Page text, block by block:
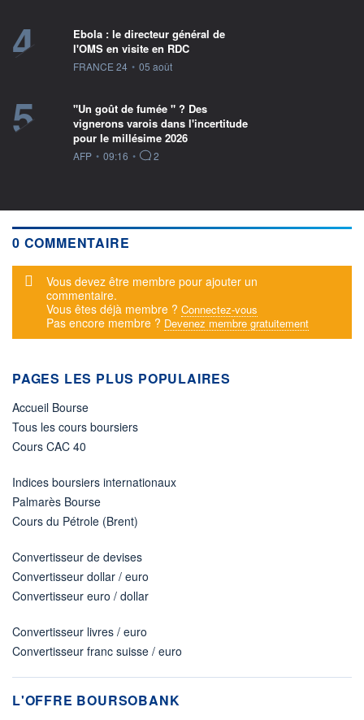
4
Ebola : le directeur général de
l'OMS en visite en RDC
information fournie par
FRANCE 24 • 05 août
5
"Un goût de fumée " ? Des
vignerons varois dans l'incertitude
pour le millésime 2026
information fournie par
AFP • 09:16 • 2
0 COMMENTAIRE
Message d'alerte
Vous devez être membre pour ajouter un
commentaire.
Vous êtes déjà membre ? Connectez-vous
Pas encore membre ? Devenez membre gratuitement
PAGES LES PLUS POPULAIRES
Accueil Bourse
Tous les cours boursiers
Cours CAC 40
Indices boursiers internationaux
Palmarès Bourse
Cours du Pétrole (Brent)
Convertisseur de devises
Convertisseur dollar / euro
Convertisseur euro / dollar
Convertisseur livres / euro
Convertisseur franc suisse / euro
L'OFFRE BOURSOBANK